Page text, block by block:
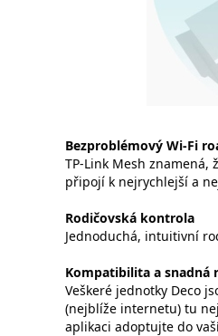
Bezproblémový Wi-Fi
TP-Link Mesh znamená,
připojí k nejrychlejší a
Rodičovská kontrola
Jednoduchá, intuitivní
Kompatibilita a snadná
Veškeré jednotky Deco
(nejblíže internetu) tu
aplikaci adoptujte do